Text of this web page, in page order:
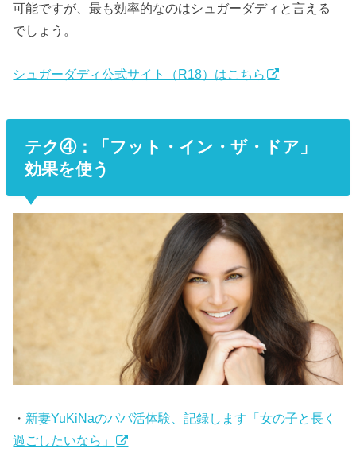
可能ですが、最も効率的なのはシュガーダディと言える
でしょう。
シュガーダディ公式サイト（R18）はこちら
テク④：「フット・イン・ザ・ドア」
効果を使う
・ 新妻YuKiNaのパパ活体験、記録します「女の子と長く
過ごしたいなら」